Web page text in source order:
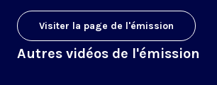
Visiter la page de l'émission
Autres vidéos de l'émission